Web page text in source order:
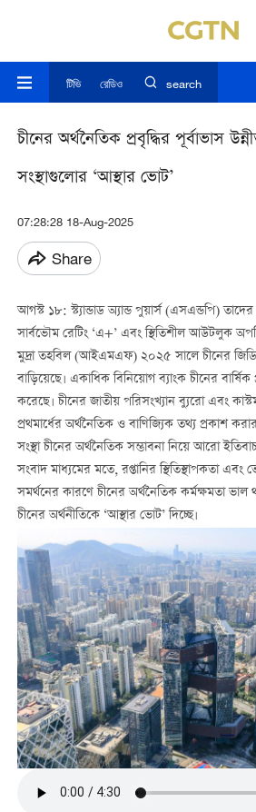
টিভি রেডিও search
চীনের অর্থনৈতিক প্রবৃদ্ধির পূর্বাভাস
সংস্থাগুলোর ‘আস্থার ভোট’
07:28:28 18-Aug-2025
Share
আগস্ট ১৮: স্ট্যান্ডাড অ্যান্ড পুয়ার্স (এসএন্ডপি)
সার্বভৌম রেটিং ‘এ+’ এবং স্থিতিশীল আউটলুক
মুদ্রা তহবিল (আইএমএফ) ২০২৫ সালে চীনের
বাড়িয়েছে। একাধিক বিনিয়োগ ব্যাংক চীনের
করেছে। চীনের জাতীয় পরিসংখ্যান ব্যুরো এবং
প্রথমার্ধের অর্থনৈতিক ও বাণিজ্যিক তথ্য প্রকাশ
সংস্থা চীনের অর্থনৈতিক সম্ভাবনা নিয়ে আরো
সংবাদ মাধ্যমের মতে, রপ্তানির স্থিতিস্থাপকতা
সমর্থনের কারণে চীনের অর্থনৈতিক কর্মক্ষমতা ভাল
চীনের অর্থনীতিকে ‘আস্থার ভোট’ দিচ্ছে।